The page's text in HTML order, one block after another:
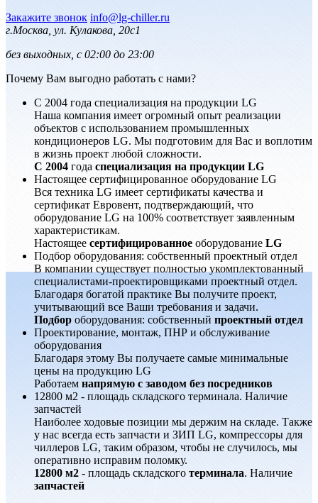
Закажите звонок info@lg-chiller.ru
г.Москва, ул. Кулакова, 20с1
без выходных, с 02:00 до 23:00
Почему Вам выгодно работать с нами?
С 2004 года специализация на продукции LG
Наша компания имеет огромный опыт реализации
объектов с использованием промышленных
кондиционеров LG. Мы подготовим для Вас и воплотим
в жизнь проект любой сложности.
С 2004 года специализация на продукции LG
Настоящее сертифицированное оборудование LG
Вся техника LG имеет сертификаты качества и
сертификат Евровент, подтверждающий, что
оборудование LG на 100% соответствует заявленным
характеристикам.
Настоящее сертифицированное оборудование LG
Подбор оборудования: собственный проектный отдел
В компании существует полностью укомплектованный
специалистами-проектировщиками проектный отдел.
Благодаря богатой практике Вы получите проект,
учитывающий все Ваши требования и задачи.
Подбор оборудования: собственный проектный отдел
Проектирование, монтаж, ПНР и обслуживание
оборудования
Благодаря этому Вы получаете самые минимальные
цены на продукцию LG
Работаем напрямую с заводом без посредников
12800 м2 - площадь складского терминала. Наличие
запчастей
Наиболее ходовые позиции мы держим на складе. Также
у нас всегда есть запчасти и ЗИП LG, компрессоры для
чиллеров LG, таким образом, чтобы не случилось, мы
оперативно исправим поломку.
12800 м2 - площадь складского терминала. Наличие
запчастей